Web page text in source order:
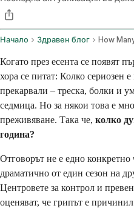
Начало Здравен блог
Когато през есента се появят
хора се питат: Колко сериозен
прекарвали – треска, болки и
седмица. Но за някои това е
преживяване. Така че, колко
година?
Отговорът не е едно
драматично от един сезон на
Центровете за контрол и
оценяват, че грипът е